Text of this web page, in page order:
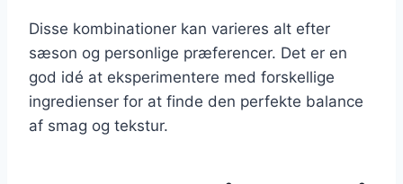
Disse kombinationer kan varieres alt efter
sæson og personlige præferencer. Det er en
god idé at eksperimentere med forskellige
ingredienser for at finde den perfekte balance
af smag og tekstur.